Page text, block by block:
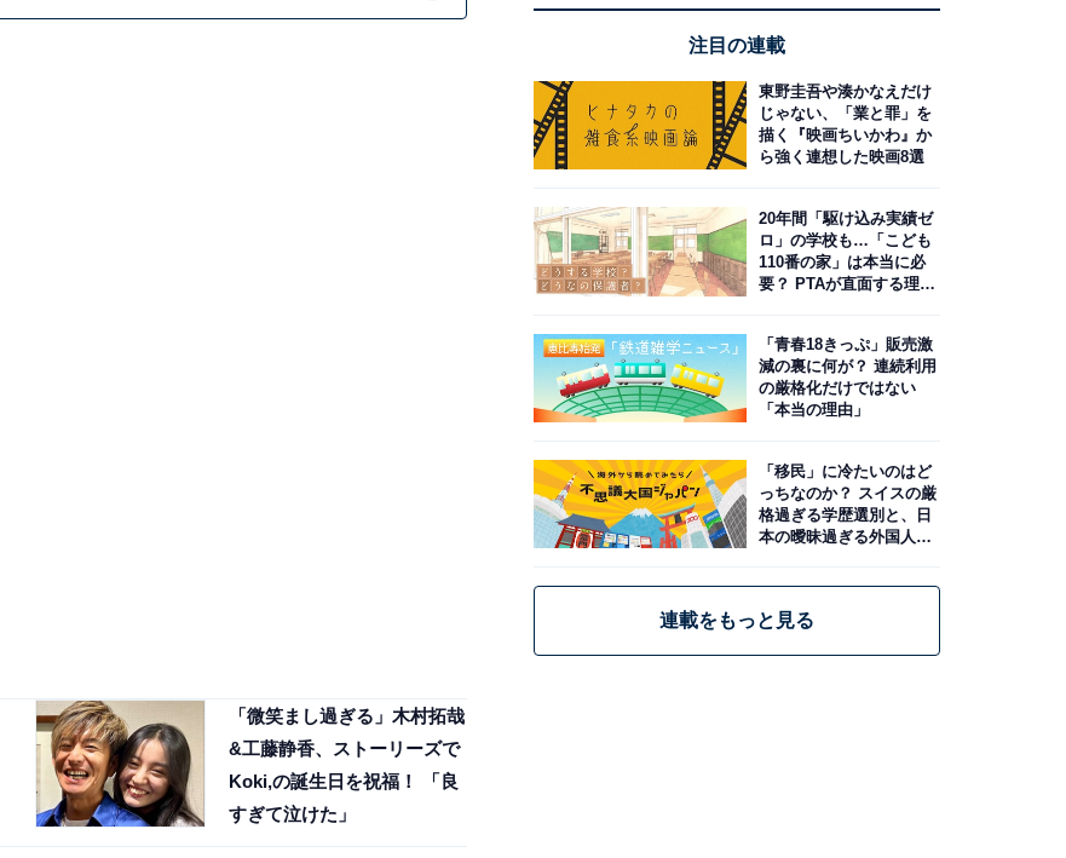
「微笑まし過ぎる」木村拓哉
&工藤静香、ストーリーズで
Koki,の誕生日を祝福！ 「良
すぎて泣けた」
注目の連載
東野圭吾や湊かなえだけ
じゃない、「業と罪」を
描く『映画ちいかわ』か
ら強く連想した映画8選
20年間「駆け込み実績ゼ
ロ」の学校も…「こども
110番の家」は本当に必
要？ PTAが直面する理想
「青春18きっぷ」販売激
減の裏に何が？ 連続利用
の厳格化だけではない
「本当の理由」
「移民」に冷たいのはど
っちなのか？ スイスの厳
格過ぎる学歴選別と、日
本の曖昧過ぎる外国人政
連載をもっと見る